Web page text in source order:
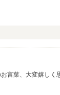
言葉、大変嬉しく